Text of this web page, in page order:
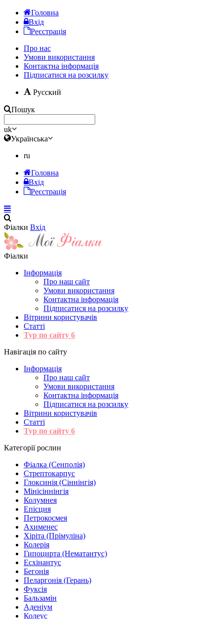
Головна
Вхід
Реєстрація
Про нас
Умови використання
Контактна інформація
Підписатися на розсилку
Русский
Пошук
uk
Українська
ru
Головна
Вхід
Реєстрація
Фіалки Вхід
Фіалки
Інформація
Про наш сайт
Умови використання
Контактна інформація
Підписатися на розсилку
Вітрини користувачів
Статті
Тур по сайту 6
Навігація по сайту
Інформація
Про наш сайт
Умови використання
Контактна інформація
Підписатися на розсилку
Вітрини користувачів
Статті
Тур по сайту 6
Категорії рослин
Фіалка (Сенполія)
Стрептокарпус
Глоксинія (Сіннінгія)
Мінісіннінгія
Колумнея
Епісция
Петрокосмея
Ахименес
Хіріта (Прімуліна)
Колерія
Гипоцирта (Нематантус)
Есхінантус
Бегонія
Пеларгонія (Герань)
Фуксія
Бальзамін
Аденіум
Колеус